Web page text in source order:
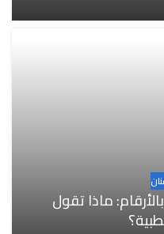
ماذا تقول